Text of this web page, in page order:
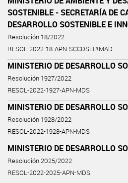
SOSTENIBLE - SECRETARÍA DE
DESARROLLO SOSTENIBLE E
Resolución 18/2022
RESOL-2022-18-APN-SCCDSEI#MAD
MINISTERIO DE DESARROLLO
Resolución 1927/2022
RESOL-2022-1927-APN-MDS
MINISTERIO DE DESARROLLO
Resolución 1928/2022
RESOL-2022-1928-APN-MDS
MINISTERIO DE DESARROLLO
Resolución 2025/2022
RESOL-2022-2025-APN-MDS